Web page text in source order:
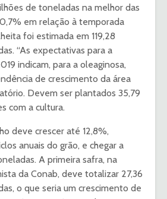
de toneladas na melhor das
em relação à temporada
foi estimada em 119,28
“As expectativas para a
indicam, para a oleaginosa,
de crescimento da área
Devem ser plantados 35,79
com a cultura.
deve crescer até 12,8%,
anuais do grão, e chegar a
A primeira safra, na
da Conab, deve totalizar 27,36
o que seria um crescimento de